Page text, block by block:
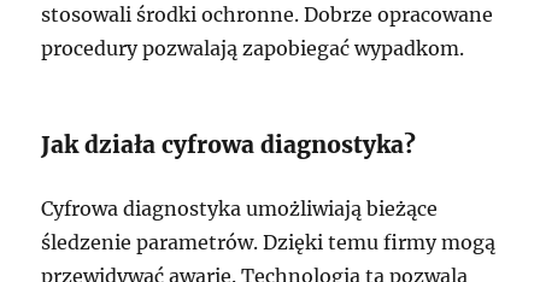
stosowali środki ochronne. Dobrze opracowane
procedury pozwalają zapobiegać wypadkom.
Jak działa cyfrowa diagnostyka?
Cyfrowa diagnostyka umożliwiają bieżące
śledzenie parametrów. Dzięki temu firmy mogą
przewidywać awarie. Technologia ta pozwala